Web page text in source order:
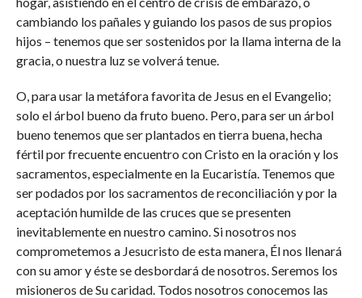
cambiando los pañales y guiando los pasos de sus propios
hijos – tenemos que ser sostenidos por la llama interna de la
gracia, o nuestra luz se volverá tenue.
O, para usar la metáfora favorita de Jesus en el Evangelio;
solo el árbol bueno da fruto bueno. Pero, para ser un árbol
bueno tenemos que ser plantados en tierra buena, hecha
fértil por frecuente encuentro con Cristo en la oración y los
sacramentos, especialmente en la Eucaristía. Tenemos que
ser podados por los sacramentos de reconciliación y por la
aceptación humilde de las cruces que se presenten
inevitablemente en nuestro camino. Si nosotros nos
comprometemos a Jesucristo de esta manera, Él nos llenará
con su amor y éste se desbordará de nosotros. Seremos los
misioneros de Su caridad. Todos nosotros conocemos las